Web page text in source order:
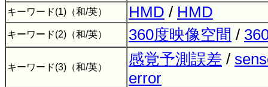
キーワード(1)（和/英） HMD / HMD
キーワード(2)（和/英） 360度映像空間 /
キーワード(3)（和/英） 感覚予測誤差 /
error